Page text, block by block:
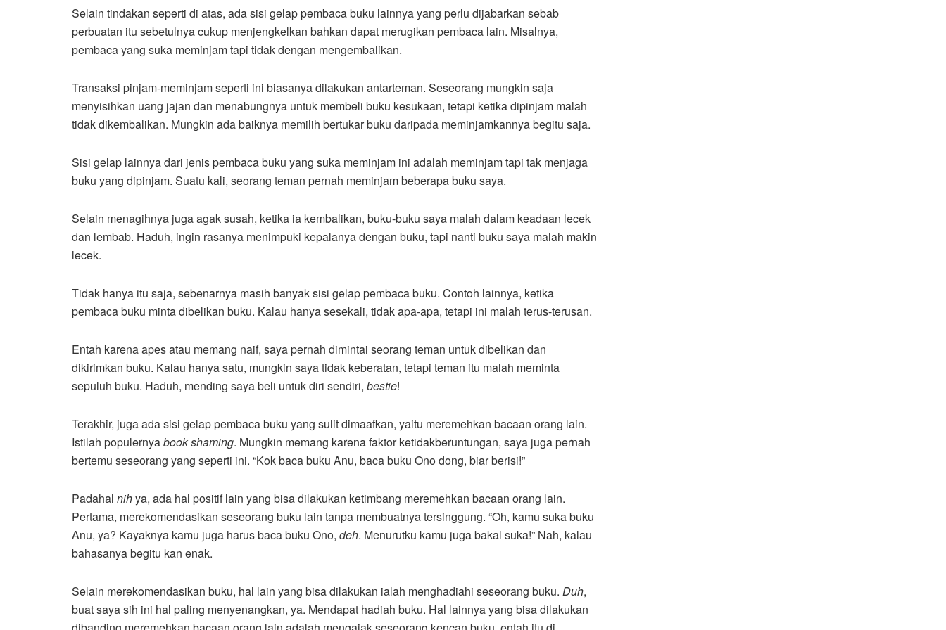
Selain tindakan seperti di atas, ada sisi gelap pembaca buku lainnya yang perlu dijabarkan sebab
perbuatan itu sebetulnya cukup menjengkelkan bahkan dapat merugikan pembaca lain. Misalnya,
pembaca yang suka meminjam tapi tidak dengan mengembalikan.
Transaksi pinjam-meminjam seperti ini biasanya dilakukan antarteman. Seseorang mungkin saja
menyisihkan uang jajan dan menabungnya untuk membeli buku kesukaan, tetapi ketika dipinjam malah
tidak dikembalikan. Mungkin ada baiknya memilih bertukar buku daripada meminjamkannya begitu saja.
Sisi gelap lainnya dari jenis pembaca buku yang suka meminjam ini adalah meminjam tapi tak menjaga
buku yang dipinjam. Suatu kali, seorang teman pernah meminjam beberapa buku saya.
Selain menagihnya juga agak susah, ketika ia kembalikan, buku-buku saya malah dalam keadaan lecek
dan lembab. Haduh, ingin rasanya menimpuki kepalanya dengan buku, tapi nanti buku saya malah makin
lecek.
Tidak hanya itu saja, sebenarnya masih banyak sisi gelap pembaca buku. Contoh lainnya, ketika
pembaca buku minta dibelikan buku. Kalau hanya sesekali, tidak apa-apa, tetapi ini malah terus-terusan.
Entah karena apes atau memang naif, saya pernah dimintai seorang teman untuk dibelikan dan
dikirimkan buku. Kalau hanya satu, mungkin saya tidak keberatan, tetapi teman itu malah meminta
sepuluh buku. Haduh, mending saya beli untuk diri sendiri, bestie!
Terakhir, juga ada sisi gelap pembaca buku yang sulit dimaafkan, yaitu meremehkan bacaan orang lain.
Istilah populernyabook shaming. Mungkin memang karena faktor ketidakberuntungan, saya juga pernah
bertemu seseorang yang seperti ini. “Kok baca buku Anu, baca buku Ono dong, biar berisi!”
Padahal nihya, ada hal positif lain yang bisa dilakukan ketimbang meremehkan bacaan orang lain.
Pertama, merekomendasikan seseorang buku lain tanpa membuatnya tersinggung. “Oh, kamu suka buku
Anu, ya? Kayaknya kamu juga harus baca buku Ono, deh. Menurutku kamu juga bakal suka!” Nah, kalau
bahasanya begitu kan enak.
Selain merekomendasikan buku, hal lain yang bisa dilakukan ialah menghadiahi seseorang buku. Duh,
buat saya sih ini hal paling menyenangkan, ya. Mendapat hadiah buku. Hal lainnya yang bisa dilakukan